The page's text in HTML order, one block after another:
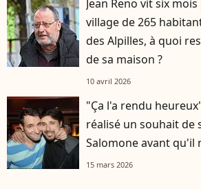
Jean Reno vit six
village de 265
des Alpilles, à quoi
de sa maison ?
10 avril 2026
"Ça l'a rendu
réalisé un souhait de
Salomone avant qu'il
15 mars 2026